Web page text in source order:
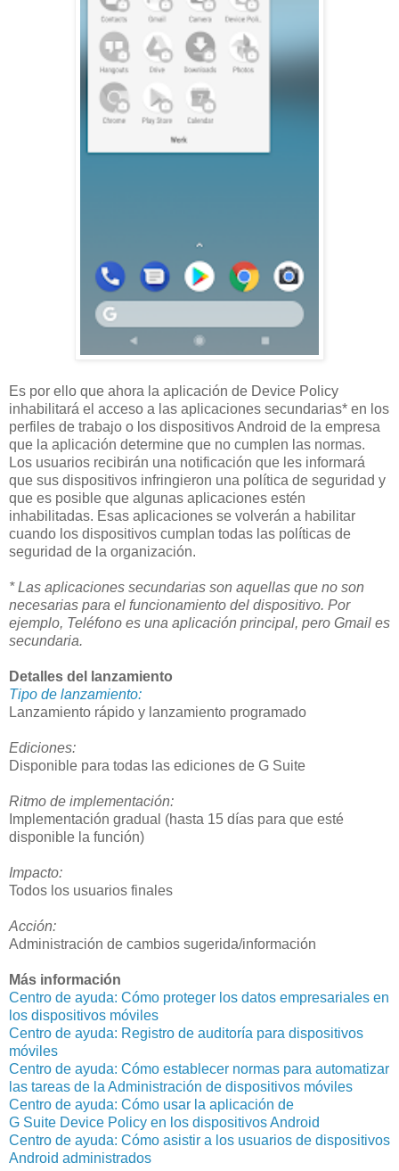
Es por ello que ahora la aplicación de Device Policy
inhabilitará el acceso a las aplicaciones secundarias* en los
perfiles de trabajo o los dispositivos Android de la empresa
que la aplicación determine que no cumplen las normas.
Los usuarios recibirán una notificación que les informará
que sus dispositivos infringieron una política de seguridad y
que es posible que algunas aplicaciones estén
inhabilitadas. Esas aplicaciones se volverán a habilitar
cuando los dispositivos cumplan todas las políticas de
seguridad de la organización.
* Las aplicaciones secundarias son aquellas que no son
necesarias para el funcionamiento del dispositivo. Por
ejemplo, Teléfono es una aplicación principal, pero Gmail es
secundaria.
Detalles del lanzamiento
Tipo de lanzamiento:
Lanzamiento rápido y lanzamiento programado
Ediciones:
Disponible para todas las ediciones de G Suite
Ritmo de implementación:
Implementación gradual (hasta 15 días para que esté
disponible la función)
Impacto:
Todos los usuarios finales
Acción:
Administración de cambios sugerida/información
Más información
Centro de ayuda: Cómo proteger los datos empresariales en
los dispositivos móviles
Centro de ayuda: Registro de auditoría para dispositivos
móviles
Centro de ayuda: Cómo establecer normas para automatizar
las tareas de la Administración de dispositivos móviles
Centro de ayuda: Cómo usar la aplicación de
G Suite Device Policy en los dispositivos Android
Centro de ayuda: Cómo asistir a los usuarios de dispositivos
Android administrados